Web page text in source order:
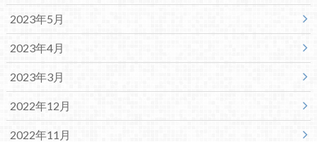
2023年5月
2023年4月
2023年3月
2022年12月
2022年11月